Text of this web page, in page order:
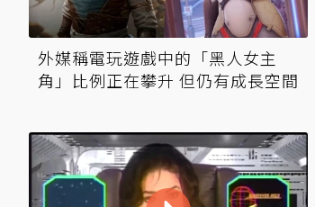
外媒稱電玩遊戲中的「黑人女主
角」比例正在攀升 但仍有成長空間